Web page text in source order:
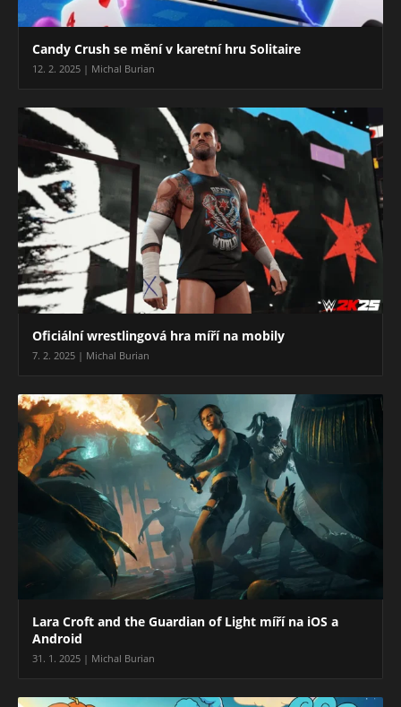
Candy Crush se mění v karetní hru Solitaire
12. 2. 2025 | Michal Burian
Oficiální wrestlingová hra míří na mobily
7. 2. 2025 | Michal Burian
Lara Croft and the Guardian of Light míří na iOS a
Android
31. 1. 2025 | Michal Burian